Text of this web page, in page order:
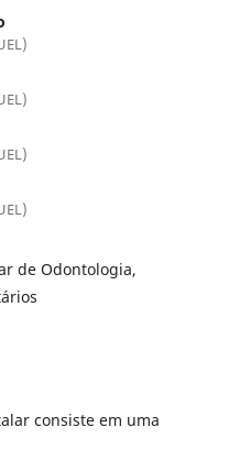
de Odontologia,
consiste em uma